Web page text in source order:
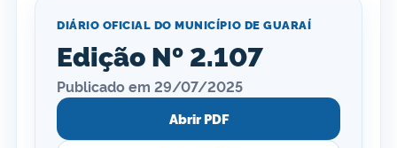
DIÁRIO OFICIAL DO MUNICÍPIO DE GUARAÍ
Edição Nº 2.107
Publicado em 29/07/2025
Abrir PDF